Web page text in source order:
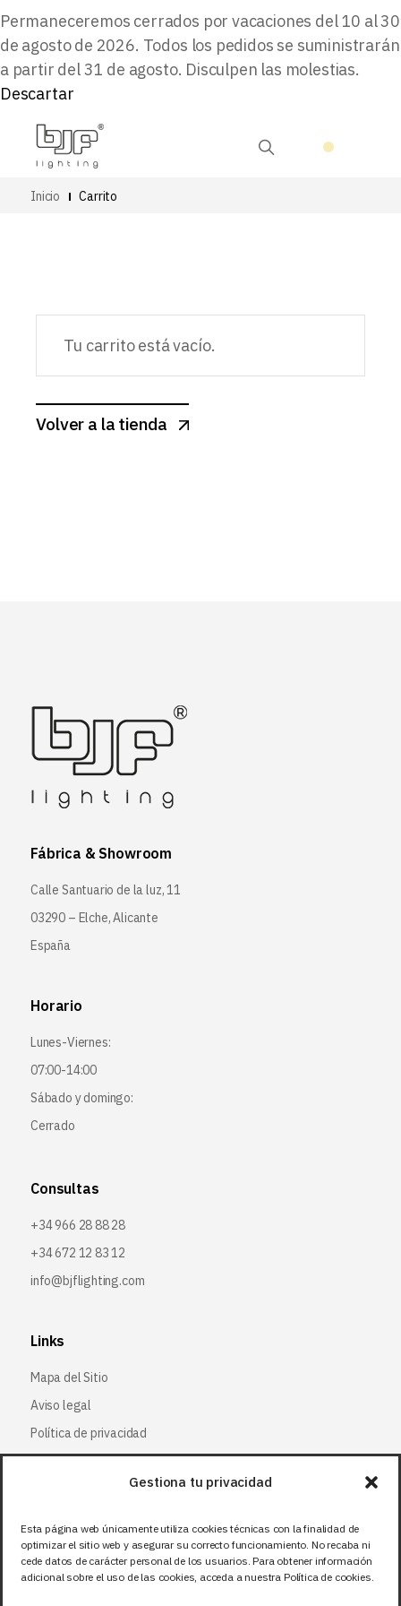
Gestiona tu privacidad
Esta página web únicamente utiliza cookies técnicas con la finalidad de
optimizar el sitio web y asegurar su correcto funcionamiento. No recaba ni
cede datos de carácter personal de los usuarios. Para obtener información
adicional sobre el uso de las cookies, acceda a nuestra Política de cookies.
Permaneceremos cerrados por vacaciones del 10 al 30
de agosto de 2026. Todos los pedidos se suministrarán
a partir del 31 de agosto. Disculpen las molestias.
Descartar
Inicio Carrito
Tu carrito está vacío.
Volver a la tienda
Fábrica & Showroom
Calle Santuario de la luz, 11
03290 – Elche, Alicante
España
Horario
Lunes-Viernes:
07:00-14:00
Sábado y domingo:
Cerrado
Consultas
+34 966 28 88 28
+34 672 12 83 12
info@bjflighting.com
Links
Mapa del Sitio
Aviso legal
Política de privacidad
Política de cookies
Síguenos
Facebook
X (Twitter)